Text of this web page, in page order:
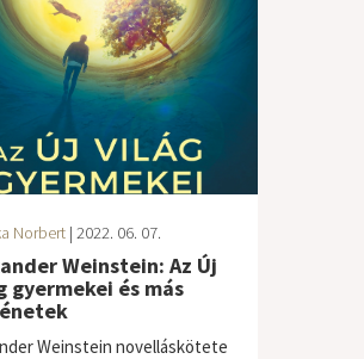
Norbert | 2022. 06. 07.
Weinstein: Az Új
gyermekei és más
Weinstein novelláskötete